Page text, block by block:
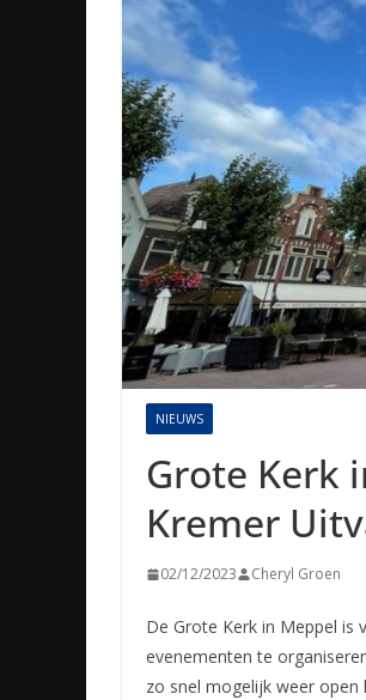
NIEUWS
Grote Kerk
Kremer
02/12/2023 Cheryl Groen
De Grote Kerk in Meppel is
evenementen te
zo snel mogelijk weer open